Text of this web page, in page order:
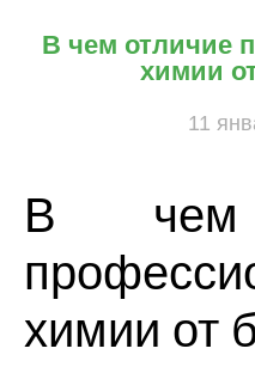
В чем отличие
химии
11
В чем
химии от